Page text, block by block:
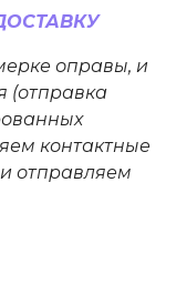
оправы, и
(отправка
контактные
отправляем